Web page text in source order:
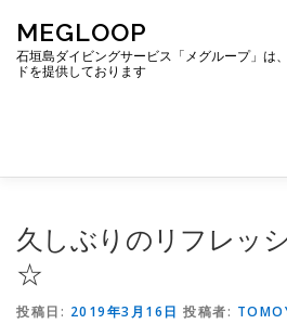
ッ
MEGLOOP
石垣島ダイビングサービス「メグループ」は
ドを提供しております
久しぶりのリフレッ
☆
投稿日: 2019年3月16日 投稿者: